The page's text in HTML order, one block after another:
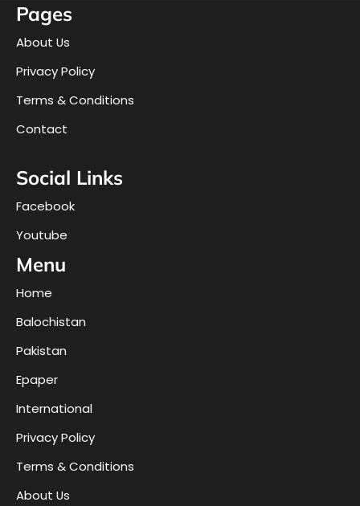
Pages
About Us
Privacy Policy
Terms & Conditions
Contact
Social Links
Facebook
Youtube
Menu
Home
Balochistan
Pakistan
Epaper
International
Privacy Policy
Terms & Conditions
About Us